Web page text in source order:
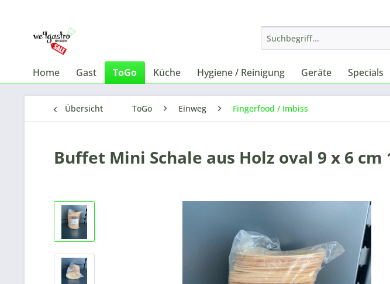
Home Gast ToGo Küche Hygiene / Reinigung Geräte Specials
Übersicht ToGo Einweg Fingerfood / Imbiss
Buffet Mini Schale aus Holz oval 9 x 6 cm